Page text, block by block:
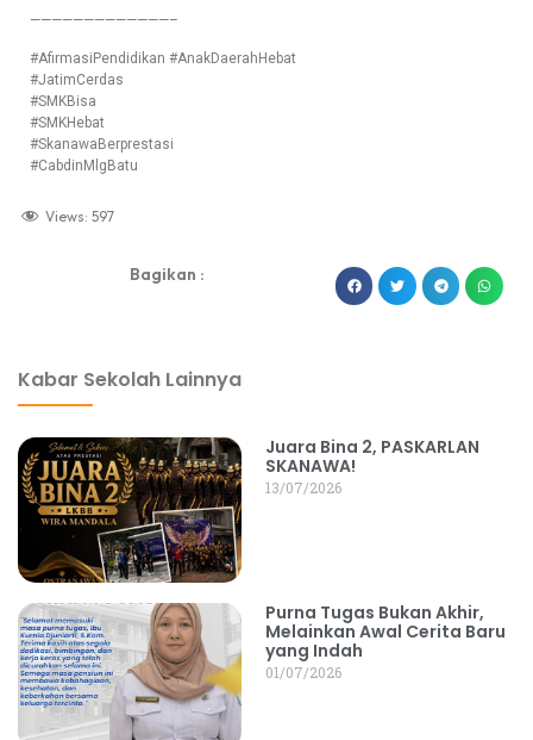
—————————————–
#AfirmasiPendidikan #AnakDaerahHebat
#JatimCerdas
#SMKBisa
#SMKHebat
#SkanawaBerprestasi
#CabdinMlgBatu
Views: 597
Bagikan :
Kabar Sekolah Lainnya
Juara Bina 2, PASKARLAN
SKANAWA!
13/07/2026
Purna Tugas Bukan Akhir,
Melainkan Awal Cerita Baru
yang Indah
01/07/2026